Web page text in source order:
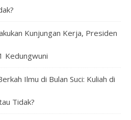
Kunjungan Kerja, Presiden
Kedungwuni
Ilmu di Bulan Suci: Kuliah di
Tidak?